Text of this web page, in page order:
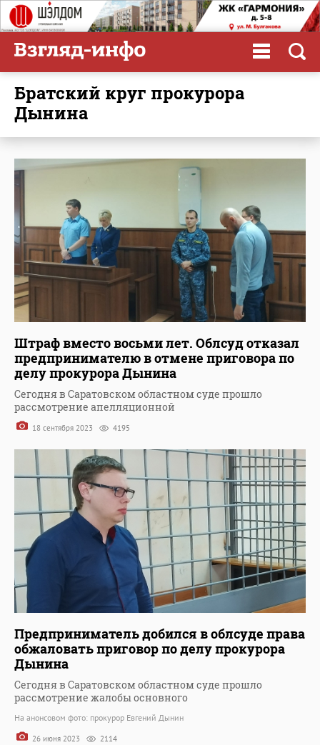
Братский круг прокурора
Дынина
Штраф вместо восьми лет. Облсуд отказал
предпринимателю в отмене приговора по
делу прокурора Дынина
Сегодня в Саратовском областном суде прошло
рассмотрение апелляционной
18 сентября 2023 4195
Предприниматель добился в облсуде права
обжаловать приговор по делу прокурора
Дынина
Сегодня в Саратовском областном суде прошло
рассмотрение жалобы основного
На анонсовом фото: прокурор Евгений Дынин
26 июня 2023 2114